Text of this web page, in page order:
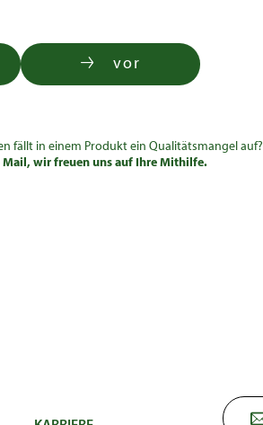
vor
fällt in einem Produkt ein Qualitätsmangel auf?
Mail, wir freuen uns auf Ihre Mithilfe.